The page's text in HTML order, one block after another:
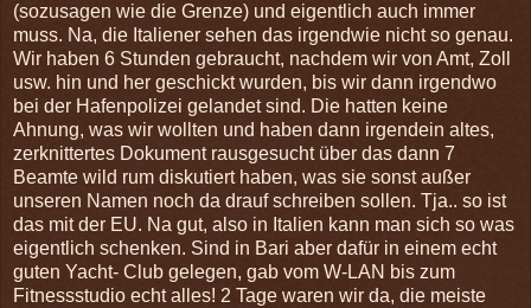
(sozusagen wie die Grenze) und eigentlich auch immer
muss. Na, die Italiener sehen das irgendwie nicht so genau.
Wir haben 6 Stunden gebraucht, nachdem wir von Amt, Zoll
usw. hin und her geschickt wurden, bis wir dann irgendwo
bei der Hafenpolizei gelandet sind. Die hatten keine
Ahnung, was wir wollten und haben dann irgendein altes,
zerknittertes Dokument rausgesucht über das dann 7
Beamte wild rum diskutiert haben, was sie sonst außer
unseren Namen noch da drauf schreiben sollen. Tja.. so ist
das mit der EU. Na gut, also in Italien kann man sich so was
eigentlich schenken. Sind in Bari aber dafür in einem echt
guten Yacht- Club gelegen, gab vom W-LAN bis zum
Fitnessstudio echt alles! 2 Tage waren wir da, die meiste